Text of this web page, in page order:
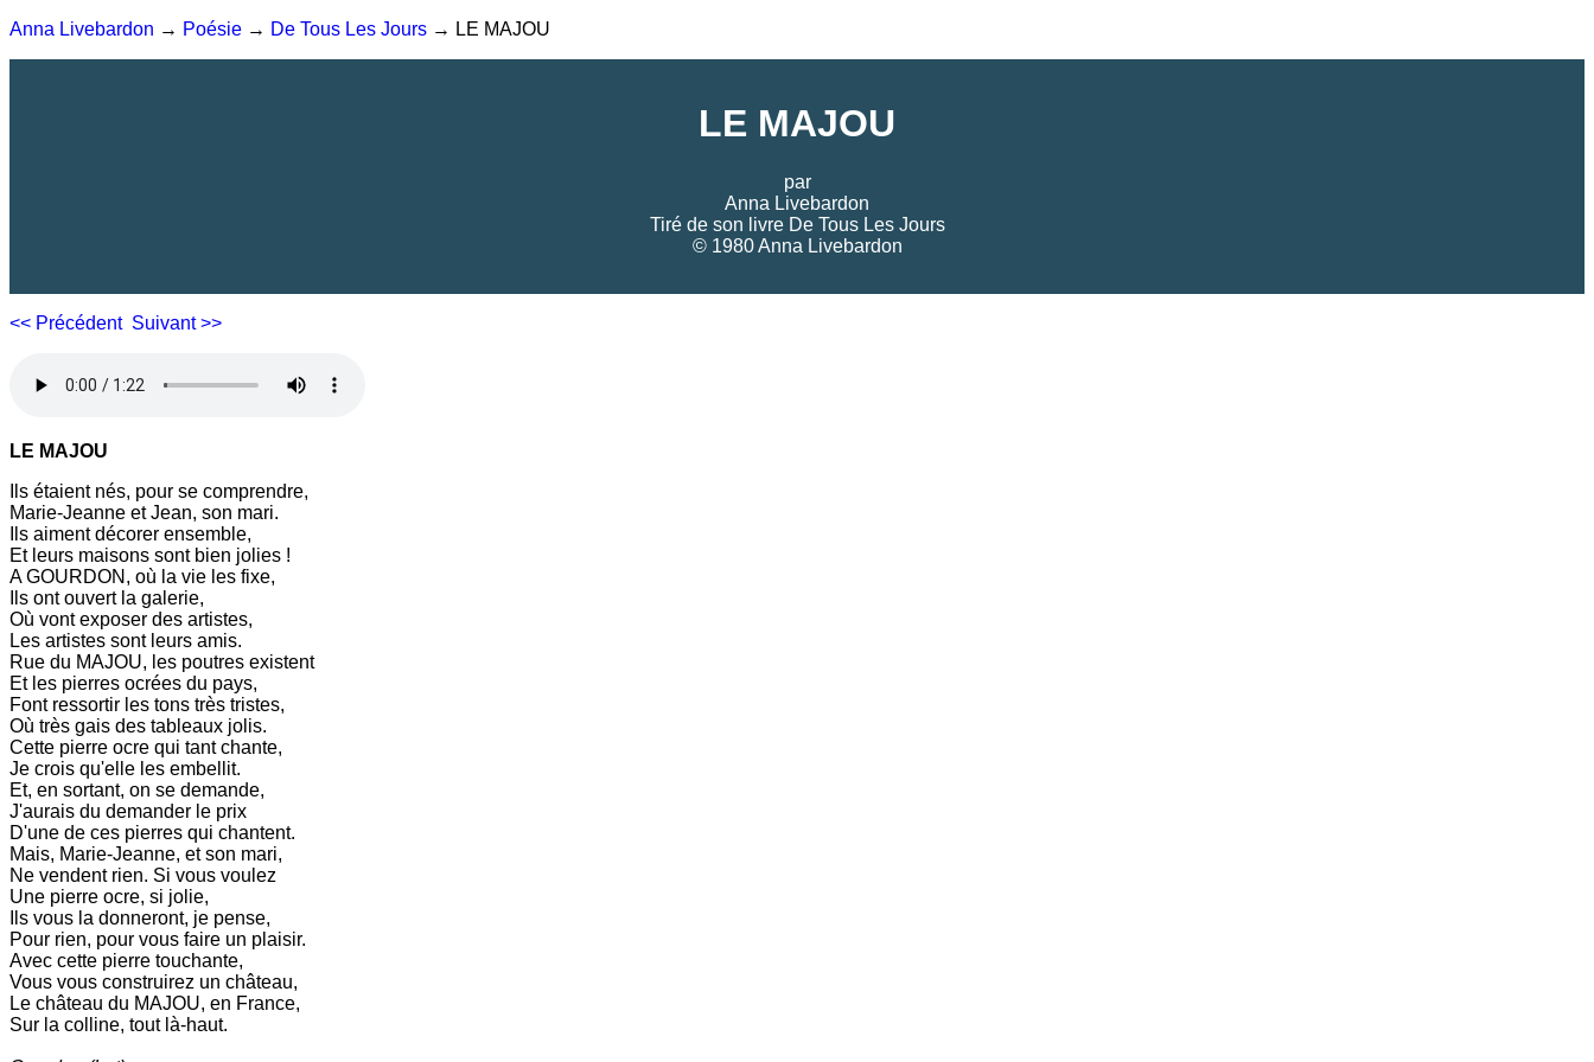
Anna Livebardon → Poésie → De Tous Les Jours → LE MAJOU
LE MAJOU
par
Anna Livebardon
Tiré de son livre De Tous Les Jours
© 1980 Anna Livebardon
<< Précédent Suivant >>
LE MAJOU
Ils étaient nés, pour se comprendre,
Marie-Jeanne et Jean, son mari.
Ils aiment décorer ensemble,
Et leurs maisons sont bien jolies !
A GOURDON, où la vie les fixe,
Ils ont ouvert la galerie,
Où vont exposer des artistes,
Les artistes sont leurs amis.
Rue du MAJOU, les poutres existent
Et les pierres ocrées du pays,
Font ressortir les tons très tristes,
Où très gais des tableaux jolis.
Cette pierre ocre qui tant chante,
Je crois qu'elle les embellit.
Et, en sortant, on se demande,
J'aurais du demander le prix
D'une de ces pierres qui chantent.
Mais, Marie-Jeanne, et son mari,
Ne vendent rien. Si vous voulez
Une pierre ocre, si jolie,
Ils vous la donneront, je pense,
Pour rien, pour vous faire un plaisir.
Avec cette pierre touchante,
Vous vous construirez un château,
Le château du MAJOU, en France,
Sur la colline, tout là-haut.